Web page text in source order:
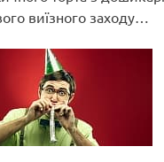
виїзного заходу…